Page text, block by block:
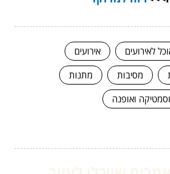
לאירועים
אירועים
מסיבות
מתנות
ואופנה